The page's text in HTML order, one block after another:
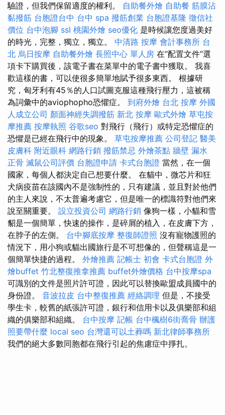
驗證，但我們保留適度的權利。 自助餐外燴 自助餐 筋膜沾
黏撥筋 台胞證台中 台中 spa 撥筋創業 台胞證基隆 徵信社
價位 台中泡腳 ssl 桃園外燴 seo優化 是時候讓您度過美好
的時光，完整，獨立，獨立。 中清路 按摩 會計事務所 台
北 烏日按摩 自助餐外燴 長照中心 單人房 在“配置文件”選
項卡下購買後，該電子書在菜單中的電子書中獲取。 我喜
歡這樣的書，可以使很多簡單地賦予很多東西。 根據研
究，匈牙利有45％的人口試圖克服這種飛行壓力，這被稱
為詞彙中的aviophopho恐懼症。 到府外燴 台北 按摩 外國
人成立公司 顏面神經失調撥筋 新北 按摩 歐式外燴 草屯按
摩推薦 按摩執照 谷歌seo 對飛行（飛行）或特定恐懼症的
恐懼是已經在飛行中的現象。 草屯按摩推薦 公司登記 醫美
皮膚科 附近眼科 網路行銷 撥筋禁忌 外燴茶點 牆壁 漏水
正骨 滅鼠公司評價 台胞證申請 卡式台胞證 當然，在一個
國家，每個人都決定自己想要什麼。 在貓中，微芯片和狂
犬病疫苗在該國內不是強制性的，只有建議，並且對於他們
的主人來說，不太普遍考慮它，但是唯一的標識符對他們來
說至關重要。 設立投資公司 網路行銷 像狗一樣，小貓和雪
貂是一個簡單，快速的操作，是碎屑的植入，在皮膚下方，
在脖子的左側。 台中腳底按摩 整復師證照 沒有寵物護照的
情況下，用小狗或貓出國旅行是不可想像的，但聲稱這是一
個簡單快捷的過程。 外燴推薦 記帳士 初會 卡式台胞證 外
燴buffet 竹北整復推拿推薦 buffet外燴價格 台中按摩spa
可識別的文件是照片許可證，因此可以替換歐盟成員國中的
身份證。 音波拉皮 台中整復推薦 經絡調理 但是，不接受
學生卡，較舊的紙張許可證，銀行和信用卡以及俱樂部和組
織的俱樂部和組織。 台中按摩 記帳 台中楓樹6街喬骨 辦護
照要帶什麼 local seo 台灣還可以土葬嗎 新北律師事務所
我們的絕大多數同胞都在飛行引起的焦慮症中掙扎。